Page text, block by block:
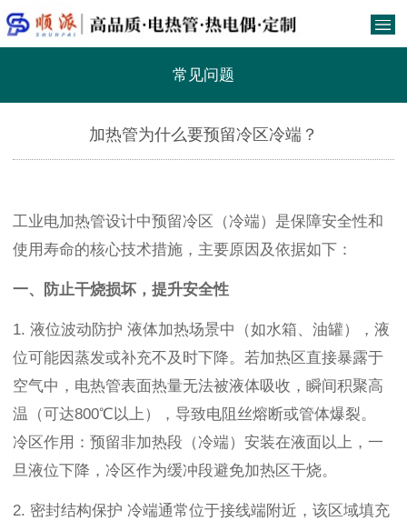
常见问题
加热管为什么要预留冷区冷端？
工业电加热管设计中预留冷区（冷端）是保障安全性和
使用寿命的核心技术措施，主要原因及依据如下：
一、防止干烧损坏，提升安全性
1. 液位波动防护 液体加热场景中（如水箱、油罐），液
位可能因蒸发或补充不及时下降。若加热区直接暴露于
空气中，电热管表面热量无法被液体吸收，瞬间积聚高
温（可达800℃以上），导致电阻丝熔断或管体爆裂。
冷区作用：预留非加热段（冷端）安装在液面以上，一
旦液位下降，冷区作为缓冲段避免加热区干烧。
2. 密封结构保护 冷端通常位于接线端附近，该区域填充